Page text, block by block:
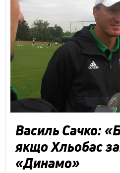
Василь Сачко:
якщо Хльобас
«Динамо»